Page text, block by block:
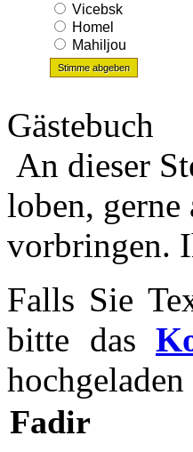
Vicebsk
Homel
Mahiljou
Gästebuch
An dieser
loben, gerne
vorbringen.
Falls Sie
bitte das
Fadir